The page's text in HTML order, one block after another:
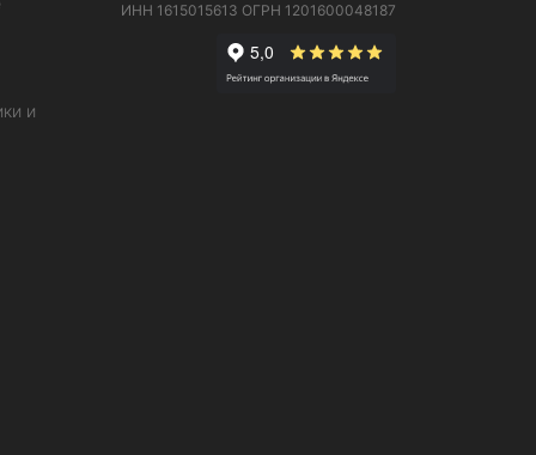
и
ИНН 1615015613 ОГРН 1201600048187